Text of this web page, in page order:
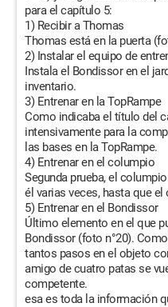
para el capítulo 5:
1) Recibir a Thomas
Thomas está en la puerta
2) Instalar el equipo de
Instala el Bondissor en el
inventario.
3) Entrenar en la TopRampe
Como indicaba el título del
intensivamente para la
las bases en la TopRampe.
4) Entrenar en el columpio
Segunda prueba, el
él varias veces, hasta que
5) Entrenar en el Bondissor
Último elemento en el que
Bondissor (foto n°20).
tantos pasos en el objeto
amigo de cuatro patas se
competente.
esa es toda la información